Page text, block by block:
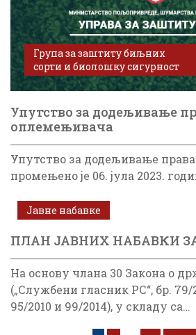
Група за заштиту биљних
сорти и биолошку сигурност
Упутство за додељивање
оплемењивача
Упутство за додељивање
промењено је 06. јула 2023.
Јавне набавке
ПЛАН ЈАВНИХ НАБАВКИ
На основу члана 30 Закона о
(„Службени гласник РС“, бр. 79/
95/2010 и 99/2014), у складу са…